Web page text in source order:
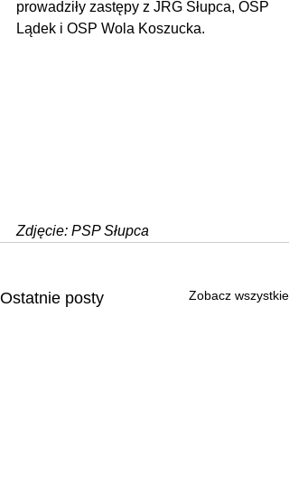
prowadziły zastępy z JRG Słupca, OSP
Lądek i OSP Wola Koszucka.
Zdjęcie: PSP Słupca
Ostatnie posty Zobacz wszystkie